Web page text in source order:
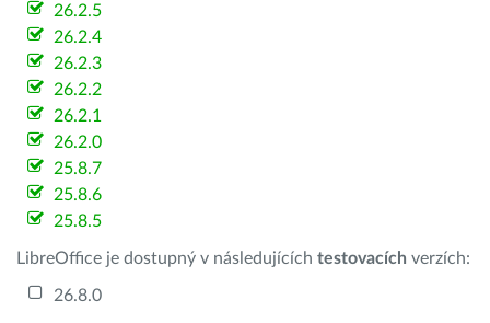
26.2.5
26.2.4
26.2.3
26.2.2
26.2.1
26.2.0
25.8.7
25.8.6
25.8.5
LibreOffice je dostupný v následujících testovacích verzích:
26.8.0